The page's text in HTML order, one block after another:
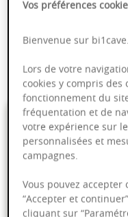
Complexité
Fruité
Vos préférences
Bienvenue sur
Lors de votre
cookies y compris des
fonctionnement du
fréquentation et de
votre expérience sur
personnalisées et
campagnes.
Vous pouvez
“Accepter et
cliquant sur